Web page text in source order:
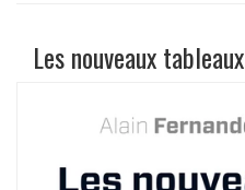
Les nouveaux